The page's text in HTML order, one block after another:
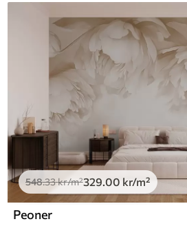
548.33kr/m²329.00 kr/m²
Peoner